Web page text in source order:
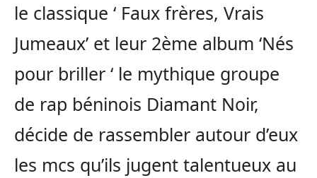
le classique ‘ Faux frères, Vrais
Jumeaux’ et leur 2ème album ‘Nés
pour briller ‘ le mythique groupe
de rap béninois Diamant Noir,
décide de rassembler autour d’eux
les mcs qu’ils jugent talentueux au